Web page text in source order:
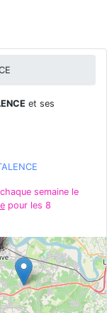
et ses
semaine le
pour les 8